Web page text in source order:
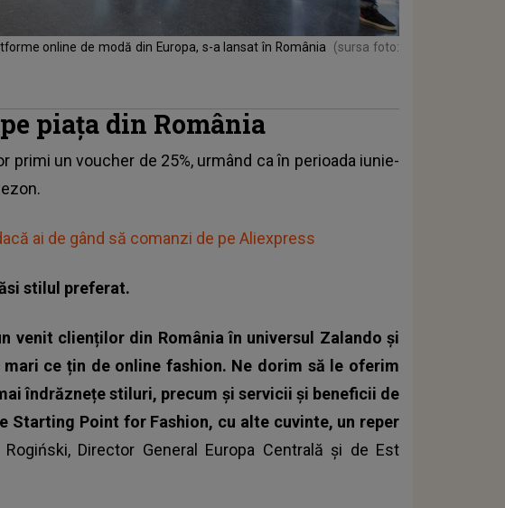
online de modă din Europa, s-a lansat în România
(sursa foto:
piața din România
primi un voucher de 25%, urmând ca în perioada iunie-
ai de gând să comanzi de pe Aliexpress
stilul preferat.
venit clienților din România în universul Zalando și
ce țin de online fashion. Ne dorim să le oferim
îndrăznețe stiluri, precum și servicii și beneficii de
Starting Point for Fashion, cu alte cuvinte, un reper
Director General Europa Centrală și de Est